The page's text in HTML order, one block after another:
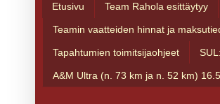
Etusivu Team Rahola esittäytyy
Teamin vaatteiden hinnat ja
Tapahtumien toimitsijaohjeet
A&M Ultra (n. 73 km ja n. 52 km)